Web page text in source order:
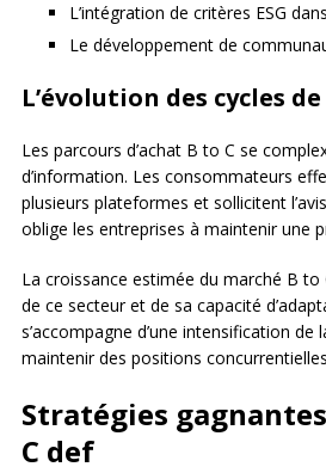
L’intégration de critères ESG
Le développement de
L’évolution des cycles
Les parcours d’achat B to C se
d’information. Les consommateurs
plusieurs plateformes et sollicitent
oblige les entreprises à maintenir une
La croissance estimée du marché B to
de ce secteur et de sa capacité
s’accompagne d’une intensification
maintenir des positions
Stratégies
C def